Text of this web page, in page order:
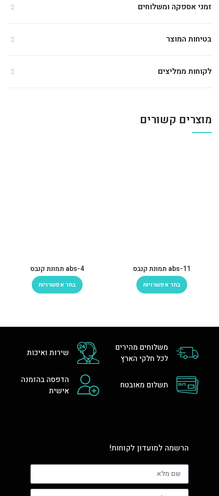
זמני אספקה ומשלוחים
בטיחות המוצר
לקוחות ממליצים
מוצרים קשורים
abs-11 תמונת קנבס
בחר אפשרויות
abs-4 תמונת קנבס
בחר אפשרויות
משלוחים מהירים
לכל חלקי הארץ
שירות ואיכות
תשלום מאובטח
הדפסה בהזמנה
אישית
הרשמה למועדון לקוחות!